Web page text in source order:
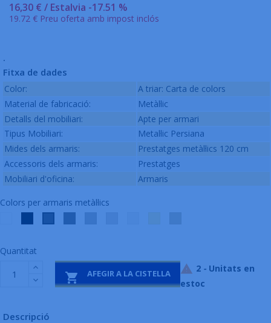
16,30 € / Estalvia -17.51 %
19.72 € Preu oferta amb impost inclós
.
Fitxa de dades
Color:
A triar: Carta de colors
Material de fabricació:
Metàl·lic
Detalls del mobiliari:
Apte per armari
Tipus Mobiliari:
Metal·lic Persiana
Mides dels armaris:
Prestatges metàl·lics 120 cm
Accessoris dels armaris:
Prestatges
Mobiliari d'oficina:
Armaris
Colors per armaris metàl·lics
Quantitat
 AFEGIR A LA CISTELLA  2 - Unitats en
estoc
Descripció